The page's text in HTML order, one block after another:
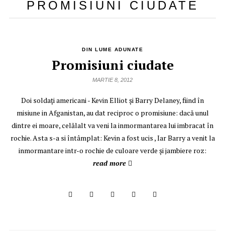
PROMISIUNI CIUDATE
DIN LUME ADUNATE
Promisiuni ciudate
MARTIE 8, 2012
Doi soldaţi americani - Kevin Elliot şi Barry Delaney, fiind în
misiune in Afganistan, au dat reciproc o promisiune: dacă unul
dintre ei moare, celălalt va veni la inmormantarea lui imbracat în
rochie. Asta s-a si întâmplat: Kevin a fost ucis , Iar Barry a venit la
inmormantare intr-o rochie de culoare verde şi jambiere roz:
read more